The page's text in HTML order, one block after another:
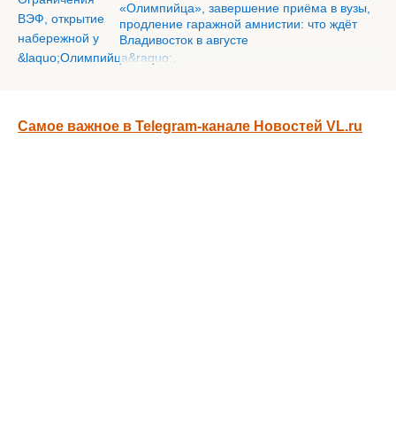
«Олимпийца», завершение приёма в вузы,
продление гаражной амнистии: что ждёт
Владивосток в августе
Самое важное в Telegram-канале Новостей VL.ru